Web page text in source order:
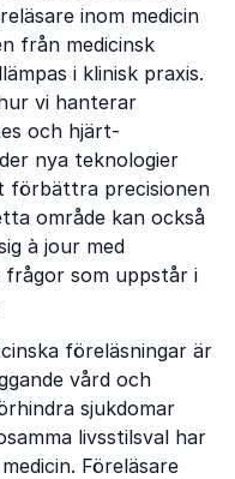
inom medicin
från medicinsk
i klinisk praxis.
vi hanterar
och hjärt-
nya teknologier
förbättra precisionen
område kan också
à jour med
som uppstår i
föreläsningar är
vård och
sjukdomar
livsstilsval har
Föreläsare